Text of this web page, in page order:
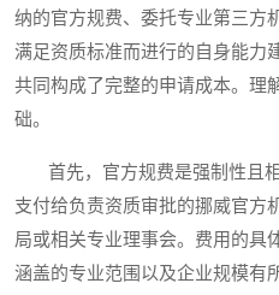
纳的官方规费、委托专业第三方
满足资质标准而进行的自身能力
共同构成了完整的申请成本。理
础。
首先，官方规费是强制性且
支付给负责资质审批的挪威官方
局或相关专业理事会。费用的具
涵盖的专业范围以及企业规模有